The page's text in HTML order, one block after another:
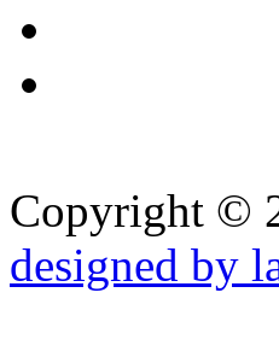
Copyright ©
designed by